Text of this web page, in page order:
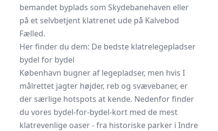
bemandet byplads som Skydebanehaven eller
på et selvbetjent klatrenet ude på Kalvebod
Fælled.
Her finder du dem: De bedste klatrelegepladser
bydel for bydel
København bugner af legepladser, men hvis I
målrettet jagter højder, reb og svævebaner, er
der særlige hotspots at kende. Nedenfor finder
du vores bydel-for-bydel-kort med de mest
klatrevenlige oaser - fra historiske parker i Indre